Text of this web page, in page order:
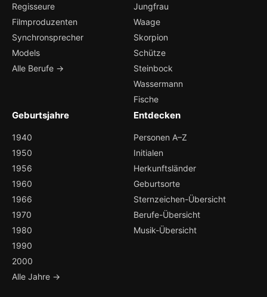
Regisseure
Filmproduzenten
Synchronsprecher
Models
Alle Berufe →
Jungfrau
Waage
Skorpion
Schütze
Steinbock
Wassermann
Fische
Geburtsjahre
1940
1950
1956
1960
1966
1970
1980
1990
2000
Alle Jahre →
Entdecken
Personen A–Z
Initialen
Herkunftsländer
Geburtsorte
Sternzeichen-Übersicht
Berufe-Übersicht
Musik-Übersicht